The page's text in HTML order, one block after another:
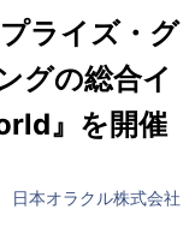
ライズ・グ
グの総合イ
』を開催
日本オラクル株式会社